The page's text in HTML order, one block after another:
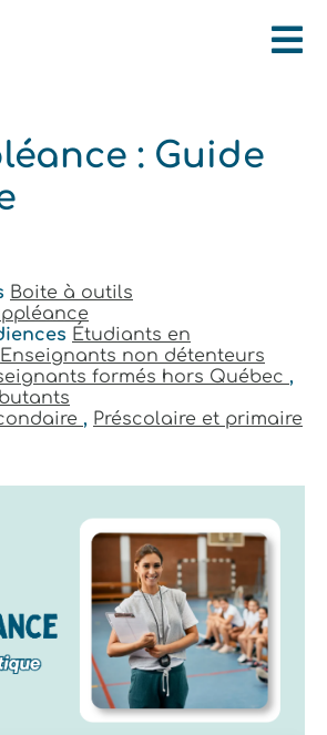
: Guide
Boite à outils
Étudiants en
Enseignants non détenteurs
formés hors Québec ,
, Préscolaire et primaire